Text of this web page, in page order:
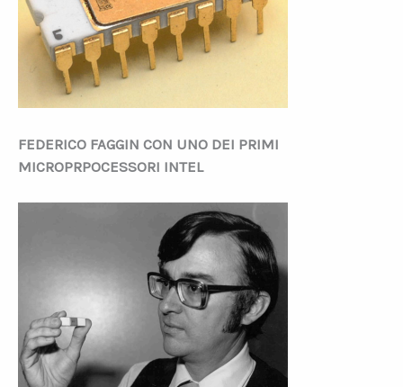
FEDERICO FAGGIN CON UNO DEI PRIMI
MICROPRPOCESSORI INTEL